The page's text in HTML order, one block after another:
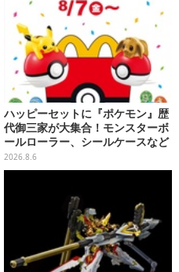
ハッピーセットに『ポケモン』歴
代御三家が大集合！モンスターボ
ールローラー、シールケースなど
全12種
2026.8.6